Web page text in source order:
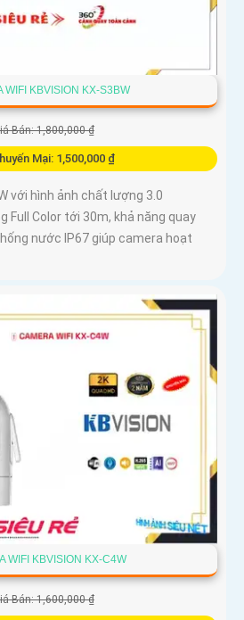
WIFI KBVISION KX-S3BW
Bán: 1,800,000 ₫
Mại: 1,500,000 ₫
với hình ảnh chất lượng 3.0
Full Color tới 30m, khả năng quay
nước IP67 giúp camera hoạt
WIFI KBVISION KX-C4W
Bán: 1,600,000 ₫